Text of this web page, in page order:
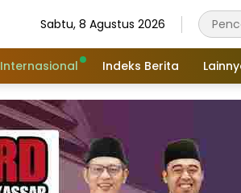
Sabtu, 8 Agustus 2026
Internasional Indeks Berita